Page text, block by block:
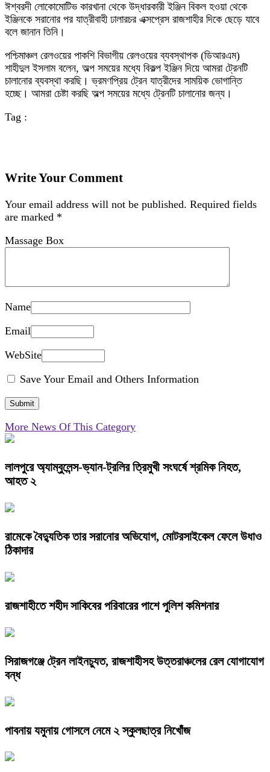
ঈশ্বরদী লোকোমোটিভ কারখানা থেকে উদ্ধারকারী ইঞ্জিন বিকল হওয়া থেকে
ইঞ্জিনকে সরানোর পর যাত্রীবাহী ঢালারচর এক্সপ্রেস রাজশাহীর দিকে ছেড়ে যাবে
বলে জানান তিনি।
পশ্চিমাঞ্চল রেলওয়ের পাকশি বিভাগীয় রেলওয়ের ব্যবস্থাপক (ডিআরএম)
শাহীদুল ইসলাম বলেন, অল্প সময়ের মধ্যে বিকল্প ইঞ্জিন দিয়ে আমরা ট্রেনটি
চালানোর ব্যবস্থা করছি। ভ্রমণপ্রিয় ট্রেন যাত্রীদের সাময়িক ভোগান্তি
হচ্ছে। আমরা চেষ্টা করছি অল্প সময়ের মধ্যে ট্রেনটি চালানোর জন্য।
Tag :
Write Your Comment
Your email address will not be published. Required fields
are marked *
Massage Box
Name
Email
WebSite
Save Your Email and Others Information
More News Of This Category
লালপুরে অ্যাম্বুলেন্স-ভ্যান-ট্রলির ত্রিমুখী সংঘর্ষে শ্রমিক নিহত,
আহত ২
রামেকে বৈদ্যুতিক তার সরানোর অভিযোগ, মোটরসাইকেল ফেলে উধাও
ঠিকাদার
রাজশাহীতে শহীদ সাকিবের পরিবারের পাশে পুলিশ কমিশনার
সিরাজগঞ্জে ট্রেন লাইনচ্যুত, রাজশাহীসহ উত্তরাঞ্চলের রেল যোগাযোগ
বন্ধ
পাবনায় যমুনায় গোসলে নেমে ২ স্কুলছাত্র নিখোঁজ